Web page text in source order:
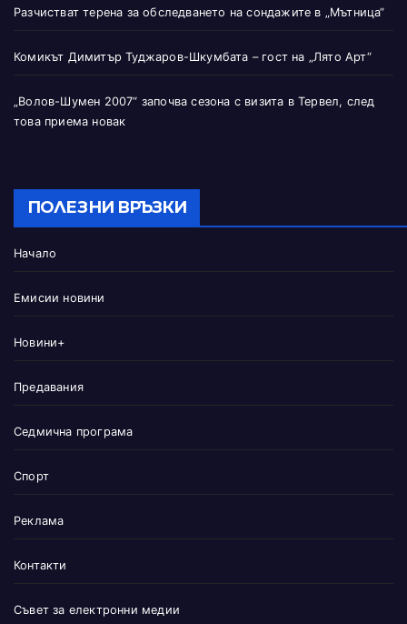
Разчистват терена за обследването на сондажите в „Мътница“
Комикът Димитър Туджаров-Шкумбата – гост на „Лято Арт“
„Волов-Шумен 2007“ започва сезона с визита в Тервел, след
това приема новак
ПОЛЕЗНИ ВРЪЗКИ
Начало
Емисии новини
Новини+
Предавания
Седмична програма
Спорт
Реклама
Контакти
Съвет за електронни медии